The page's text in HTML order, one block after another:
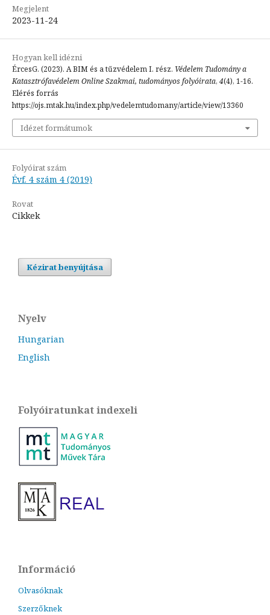
Megjelent
2023-11-24
Hogyan kell idézni
ÉrcesG. (2023). A BIM és a tűzvédelem I. rész. Védelem Tudomány a
Katasztrófavédelem Online Szakmai, tudományos folyóirata, 4(4), 1-16.
Elérés forrás
https://ojs.mtak.hu/index.php/vedelemtudomany/article/view/13360
Idézet formátumok
Folyóirat szám
Évf. 4 szám 4 (2019)
Rovat
Cikkek
Kézirat benyújtása
Nyelv
Hungarian
English
Folyóiratunkat indexeli
Információ
Olvasóknak
Szerzőknek